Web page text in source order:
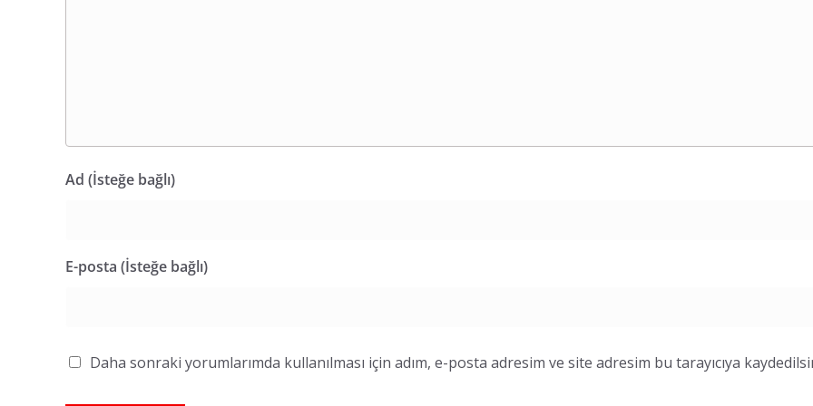
Ad (İsteğe bağlı)
E-posta (İsteğe bağlı)
Daha sonraki yorumlarımda kullanılması için adım, e-posta adresim ve site adresim bu tarayıcıya